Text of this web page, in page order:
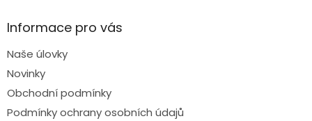
Informace pro vás
Naše úlovky
Novinky
Obchodní podmínky
Podmínky ochrany osobních údajů